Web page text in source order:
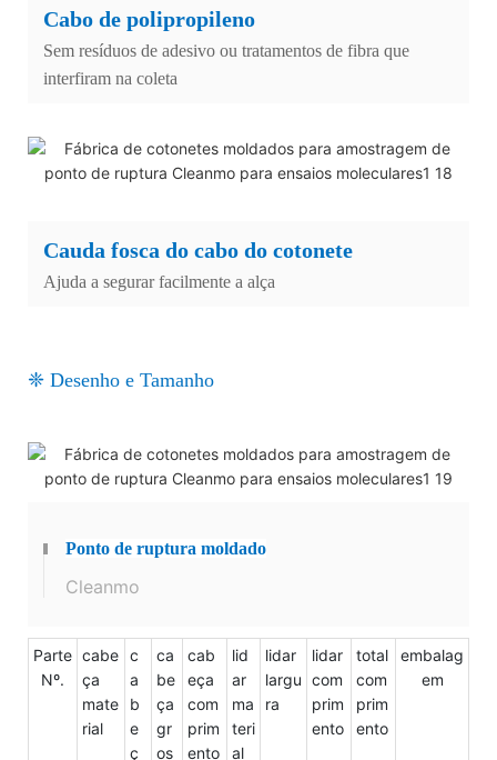
Cabo de polipropileno
Sem resíduos de adesivo ou tratamentos de fibra que
interfiram na coleta
Cauda fosca do cabo do cotonete
Ajuda a segurar facilmente a alça
❈ Desenho e Tamanho
Ponto de ruptura moldado
Cleanmo
Parte
Nº.
cabe
ça
mate
rial
c
a
b
e
ç
ca
be
ça
gr
os
cab
eça
com
prim
ento
lid
ar
ma
teri
al
lidar
largu
ra
lidar
com
prim
ento
total
com
prim
ento
embalag
em